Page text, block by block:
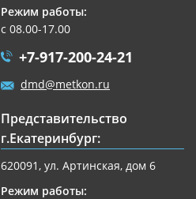
Режим работы:
с 08.00-17.00
+7-917-200-24-21
dmd@metkon.ru
Представительство
г.Екатеринбург:
620091, ул. Артинская, дом 6
Режим работы: